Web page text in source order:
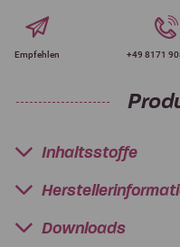
Empfehlen +49 8171
Inhaltsstoffe
Downloads